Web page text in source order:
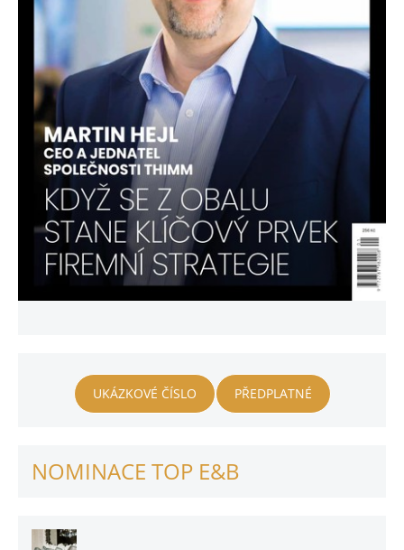
UKÁZKOVÉ ČÍSLO PŘEDPLATNÉ
NOMINACE TOP E&B